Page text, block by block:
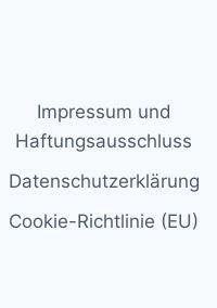
Impressum und
Haftungsausschluss
Datenschutzerklärung
Cookie-Richtlinie (EU)